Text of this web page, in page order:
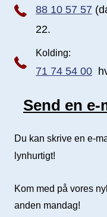
88 10 57 57
22.
Kolding:
71 74 54 00
Send e-mail
Send en e-
Du kan skrive en e-
lynhurtigt!
Kom med på vores
anden mandag!